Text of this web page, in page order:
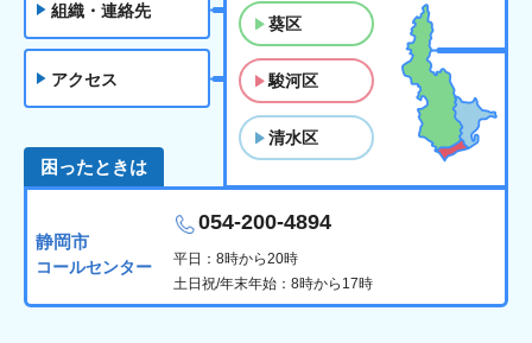
組織・連絡先
アクセス
葵区
駿河区
清水区
困ったときは
静岡市
コールセンター
054-200-4894
平日：8時から20時
土日祝/年末年始：8時から17時